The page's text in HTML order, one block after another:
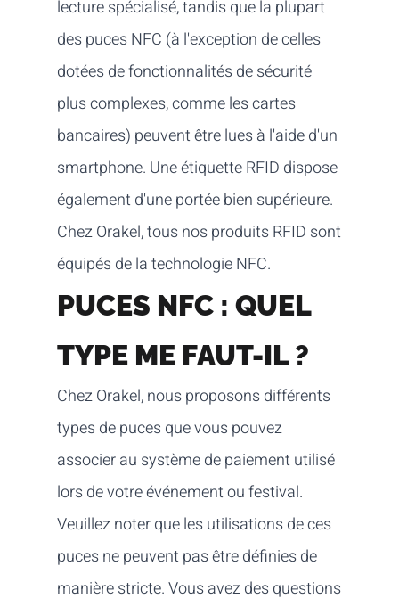
lecture spécialisé, tandis que la plupart
des puces NFC (à l'exception de celles
dotées de fonctionnalités de sécurité
plus complexes, comme les cartes
bancaires) peuvent être lues à l'aide d'un
smartphone. Une étiquette RFID dispose
également d'une portée bien supérieure.
Chez Orakel, tous nos produits RFID sont
équipés de la technologie NFC.
PUCES NFC : QUEL
TYPE ME FAUT-IL ?
Chez Orakel, nous proposons différents
types de puces que vous pouvez
associer au système de paiement utilisé
lors de votre événement ou festival.
Veuillez noter que les utilisations de ces
puces ne peuvent pas être définies de
manière stricte. Vous avez des questions